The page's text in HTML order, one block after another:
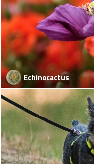
Echinocactus